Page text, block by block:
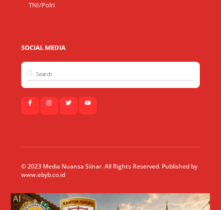
TNI/Polri
SOCIAL MEDIA
© 2023 Media Nuansa Siinar. All Rights Reserved. Published by
www.ebyb.co.id